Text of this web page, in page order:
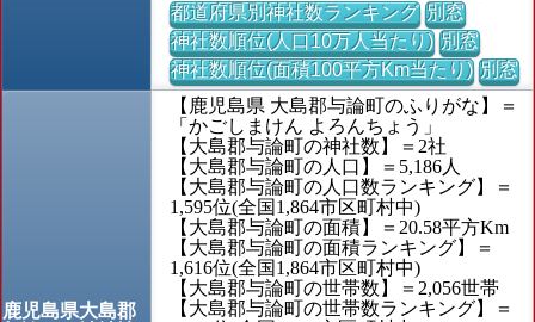
都道府県別神社数ランキング 別窓
神社数順位(人口10万人当たり) 別窓
神社数順位(面積100平方Km当たり) 別窓
鹿児島県大島郡
【鹿児島県 大島郡与論町のふりがな】＝
「かごしまけん よろんちょう」
【大島郡与論町の神社数】＝2社
【大島郡与論町の人口】＝5,186人
【大島郡与論町の人口数ランキング】＝
1,595位(全国1,864市区町村中)
【大島郡与論町の面積】＝20.58平方Km
【大島郡与論町の面積ランキング】＝
1,616位(全国1,864市区町村中)
【大島郡与論町の世帯数】＝2,056世帯
【大島郡与論町の世帯数ランキング】＝